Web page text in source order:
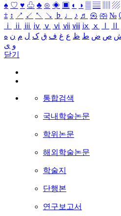
♠ ♡ ♥ ♧ ♣ ⊙ ◈ ▣ ◐ ◑ ▒ ▤ ▨
‡ ↕ ↗ ↙ ↖ ↘ ♭ ♩ ♪ ♬ ㉿ ㈜ №
ⅰ
ⅱ ⅲ ⅳ ⅴ ⅵ ⅶ ⅷ ⅸ ⅹ
ص ض ط ظ ع غ ف ق ک ل م ن ه
و ی
닫기
통합검색
국내학술논문
학위논문
해외학술논문
학술지
단행본
연구보고서